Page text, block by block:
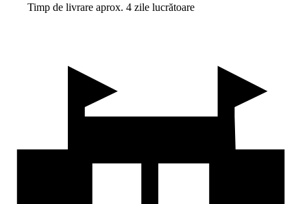
Timp de livrare aprox. 4 zile lucrătoare